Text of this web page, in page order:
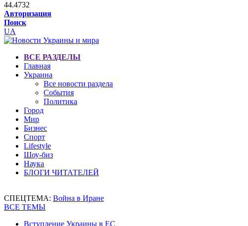
44.4732
Авторизация
Поиск
UA
ВСЕ РАЗДЕЛЫ
Главная
Украина
Все новости раздела
События
Политика
Город
Мир
Бизнес
Спорт
Lifestyle
Шоу-биз
Наука
БЛОГИ ЧИТАТЕЛЕЙ
СПЕЦТЕМА: Война в Иране
ВСЕ ТЕМЫ
Вступление Украины в ЕС